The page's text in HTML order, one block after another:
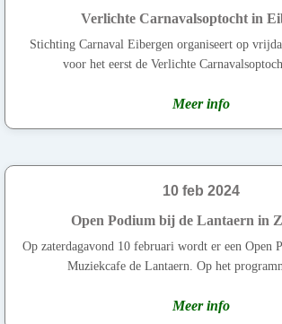
Verlichte Carnavalsoptocht in
Stichting Carnaval Eibergen organiseert op
voor het eerst de Verlichte
Meer info
10 feb 2024
Open Podium bij de Lantaern in
Op zaterdagavond 10 februari wordt er een Open
Muziekcafe de Lantaern. Op het
Meer info